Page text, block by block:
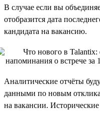
В случае если вы
отобразится дата
кандидата на вакансию.
Аналитические отчёты
данными по новым
на вакансии.